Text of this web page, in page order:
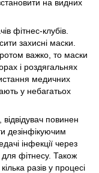
на видних
фітнес-клубів.
захисні маски.
важко, то маски
і роздягальнях
медичних
у небагатьох
повинен
дезінфікуючим
інфекції через
для фітнесу. Також
разів у процесі